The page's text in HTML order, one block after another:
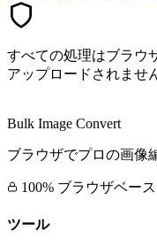
すべての処理はブラウ
アップロードされませ
Bulk Image Convert
ブラウザでプロの画像
100% ブラウザベース
ツール